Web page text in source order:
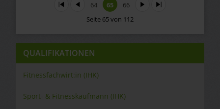
Start Zurück
64 65 66 Vor
Seite 65 von 112
QUALIFIKATIONEN
Fitnessfachwirt:in (IHK)
Sport- & Fitnesskaufmann (IHK)